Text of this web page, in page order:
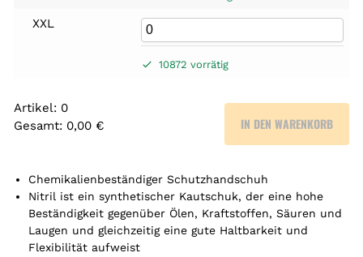
XXL
10872 vorrätig
Artikel: 0
Gesamt: 0,00 €
r
t
IN DEN WARENKORB
Chemikalienbeständiger Schutzhandschuh
Nitril ist ein synthetischer Kautschuk, der eine hohe
Beständigkeit gegenüber Ölen, Kraftstoffen, Säuren und
Laugen und gleichzeitig eine gute Haltbarkeit und
Flexibilität aufweist